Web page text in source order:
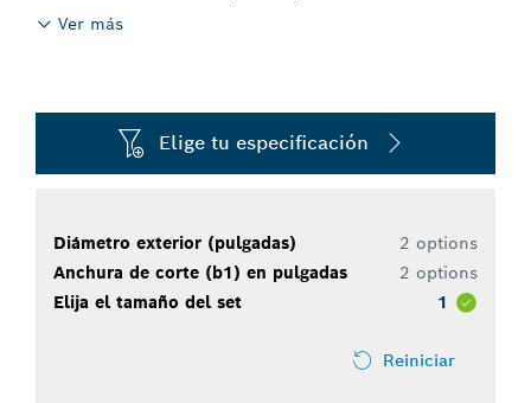
Ver más
Elige tu especificación
Diámetro exterior (pulgadas)
2 options
Anchura de corte (b1) en pulgadas
2 options
Elija el tamaño del set
1
Reiniciar